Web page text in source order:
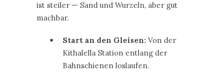
ist steiler — Sand und Wurzeln, aber gut
machbar.
Start an den Gleisen: Von der
Kithalella Station entlang der
Bahnschienen loslaufen.